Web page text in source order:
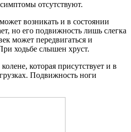
отсутствуют.
возникать и в состоянии
но его подвижность лишь слегка
может передвигаться и
ходьбе слышен хруст.
которая присутствует и в
Подвижность ноги